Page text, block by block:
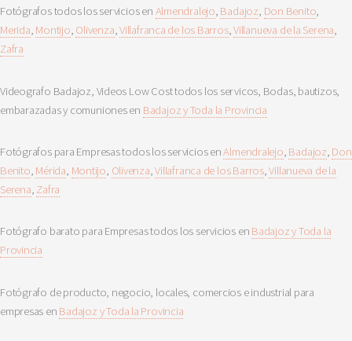
Fotógrafos todos los servicios en Almendralejo, Badajoz, Don Benito,
Merida, Montijo, Olivenza,Villafranca de los Barros,Villanueva de la Serena,
Zafra
Videografo Badajoz, Videos Low Cost todos los servicos, Bodas, bautizos,
embarazadas y comuniones en Badajoz y Toda la Provincia
Fotógrafos para Empresas todos los servicios enAlmendralejo, Badajoz, Don
Benito, Mérida, Montijo, Olivenza,Villafranca de los Barros,Villanueva de la
Serena, Zafra
Fotógrafo barato para Empresas todos los servicios en Badajoz y Toda la
Provincia
Fotógrafo de producto, negocio, locales, comercios e industrial para
empresas en Badajoz y Toda la Provincia